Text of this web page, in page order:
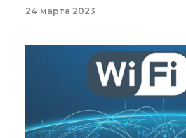
24 марта 2023